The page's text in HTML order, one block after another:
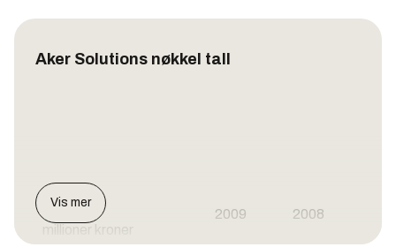
Aker Solutions nøkkel tall
Alle tall i
millioner kroner
2009 2008
Vis mer